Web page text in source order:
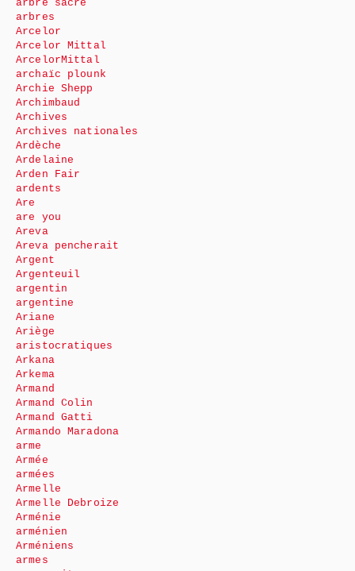
arbre sacré
arbres
Arcelor
Arcelor Mittal
ArcelorMittal
archaïc plounk
Archie Shepp
Archimbaud
Archives
Archives nationales
Ardèche
Ardelaine
Arden Fair
ardents
Are
are you
Areva
Areva pencherait
Argent
Argenteuil
argentin
argentine
Ariane
Ariège
aristocratiques
Arkana
Arkema
Armand
Armand Colin
Armand Gatti
Armando Maradona
arme
Armée
armées
Armelle
Armelle Debroize
Arménie
arménien
Arméniens
armes